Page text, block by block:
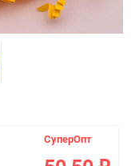
СуперОпт